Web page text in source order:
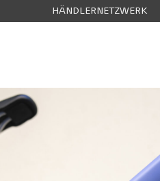
HÄNDLERNETZWERK